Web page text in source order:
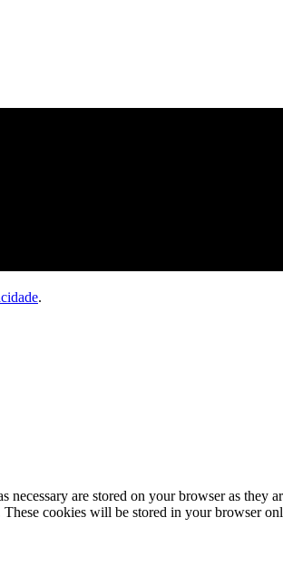
.
are stored on your browser as they
cookies will be stored in your browser